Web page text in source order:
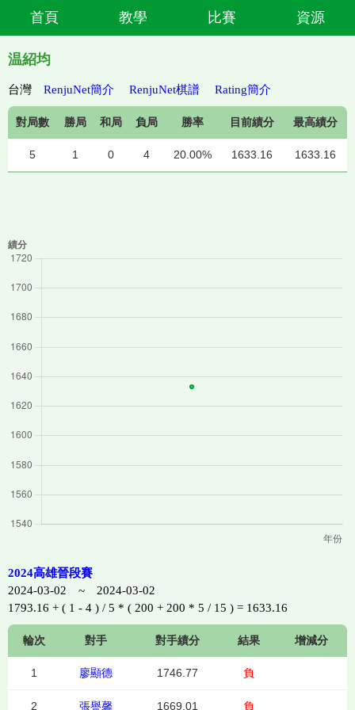
首頁 教學 比賽 資源
温紹均
台灣 RenjuNet簡介 RenjuNet棋譜 Rating簡介
對局數 勝局 和局 負局 勝率 目前績分 最高績分
5 1 0 4 20.00% 1633.16 1633.16
2024高雄晉段賽
2024-03-02 ~ 2024-03-02
1793.16 + ( 1 - 4 ) / 5 * ( 200 + 200 * 5 / 15 ) = 1633.16
輪次 對手 對手績分 結果 增減分
1 廖顯德 1746.77 負
2 張譽馨 1669.01 負